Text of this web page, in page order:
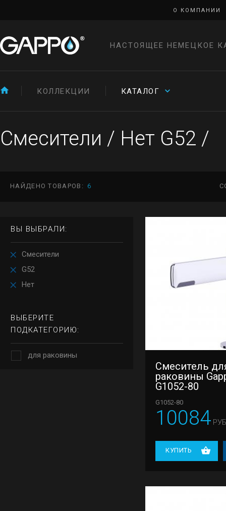
О КОМПАНИИ
НАСТОЯЩЕЕ НЕМЕЦКОЕ
КОЛЛЕКЦИИ КАТАЛОГ
Смесители / Нет G52 /
НАЙДЕНО ТОВАРОВ: 6
ВЫ ВЫБРАЛИ:
Смесители
G52
Нет
ВЫБЕРИТЕ
ПОДКАТЕГОРИЮ:
для раковины
Смеситель
раковины
G1052-80
G1052-80
10084
КУПИТЬ